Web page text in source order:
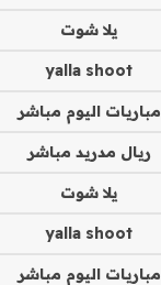
يلا شوت
yalla shoot
مباريات اليوم مباشر
ريال مدريد مباشر
يلا شوت
yalla shoot
مباريات اليوم مباشر